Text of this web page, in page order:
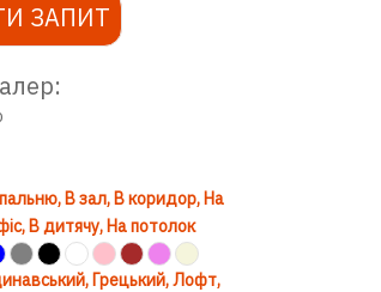
ЗАПИТ
В зал В коридор На
В дитячу На потолок
Грецький Лофт